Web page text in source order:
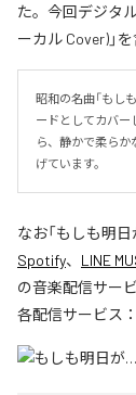
た。今回デジタ
ーカル Cover)」
昭和の名曲「もし
ードとしてカバー
ら、静かで柔らか
げています。
なお「もしも明
Spotify、 LINE
の音楽配信サー
各配信サービス：